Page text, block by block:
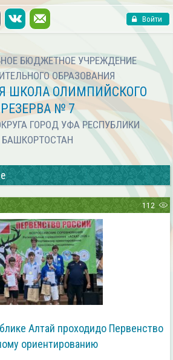
Войти
БЮДЖЕТНОЕ УЧРЕЖДЕНИЕ
ОБРАЗОВАНИЯ
ШКОЛА ОЛИМПИЙСКОГО
РЕЗЕРВА № 7
ГОРОД УФА РЕСПУБЛИКИ
БАШКОРТОСТАН
112
Алтай проходидо Первенство
ориентированию